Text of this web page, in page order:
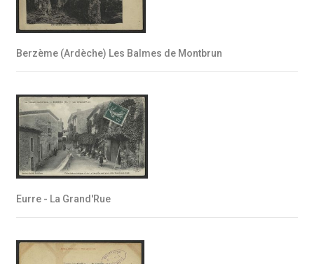
Berzème (Ardèche) Les Balmes de Montbrun
Eurre - La Grand'Rue